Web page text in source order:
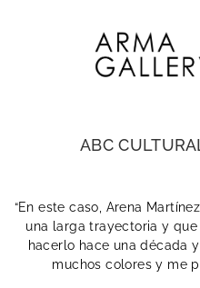
ABC
“En este caso, Arena
una larga trayectoria y
hacerlo hace una década
muchos colores y me